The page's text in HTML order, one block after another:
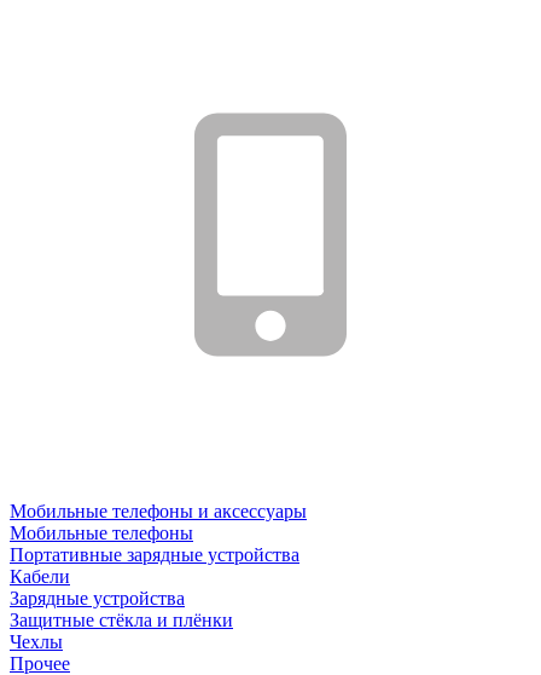
Мобильные телефоны и аксессуары
Мобильные телефоны
Портативные зарядные устройства
Кабели
Зарядные устройства
Защитные стёкла и плёнки
Чехлы
Прочее